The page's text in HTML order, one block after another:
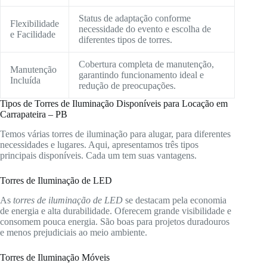
Flexibilidade
e Facilidade
Status de adaptação conforme
necessidade do evento e escolha de
diferentes tipos de torres.
Manutenção
Incluída
Cobertura completa de manutenção,
garantindo funcionamento ideal e
redução de preocupações.
Tipos de Torres de Iluminação Disponíveis para Locação em
Carrapateira – PB
Temos várias torres de iluminação para alugar, para diferentes
necessidades e lugares. Aqui, apresentamos três tipos
principais disponíveis. Cada um tem suas vantagens.
Torres de Iluminação de LED
As torres de iluminação de LED se destacam pela economia
de energia e alta durabilidade. Oferecem grande visibilidade e
consomem pouca energia. São boas para projetos duradouros
e menos prejudiciais ao meio ambiente.
Torres de Iluminação Móveis